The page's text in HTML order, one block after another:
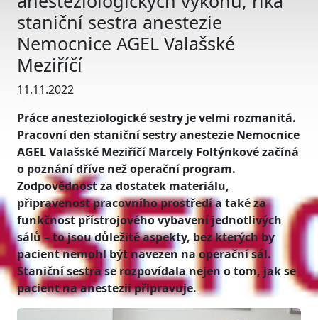
staniční sestra anestezie
Nemocnice AGEL Valašské
Meziříčí
11.11.2022
Práce anesteziologické sestry je velmi rozmanitá.
Pracovní den staniční sestry anestezie Nemocnice
AGEL Valašské Meziříčí Marcely Foltýnkové začíná
o poznání dříve než operační program.
Zodpovědnost za dostatek materiálu,
připravenost pracovního prostředí a také za
funkčnost přístrojového vybavení jednotlivých
sálů – to jsou důležité aspekty, bez kterých by
pacient nemohl být navezen na operační sál.
Staniční sestra se rozpovídala nejen o tom, jak se
pacient na anestezii připravuje.